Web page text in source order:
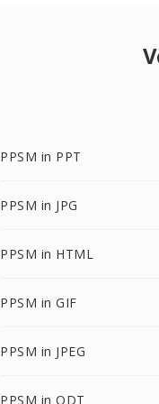
PPSM in PPT
PPSM in JPG
PPSM in HTML
PPSM in GIF
PPSM in JPEG
PPSM in ODT